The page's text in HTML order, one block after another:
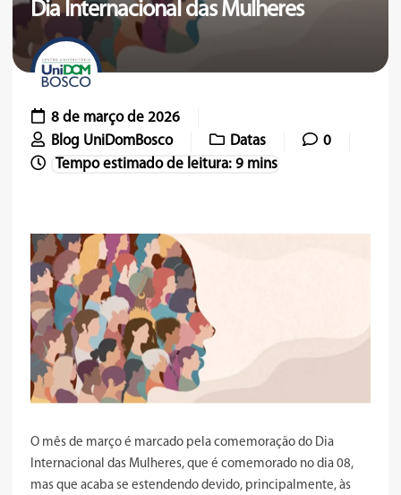
Dia Internacional das Mulheres
8 de março de 2026
Blog UniDomBosco
Datas 0
O mês de março é marcado pela comemoração do Dia
Internacional das Mulheres, que é comemorado no dia 08,
mas que acaba se estendendo devido, principalmente, às